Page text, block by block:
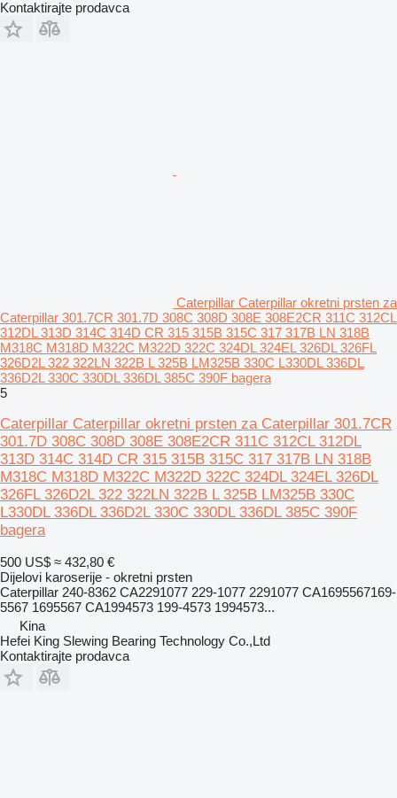
Kontaktirajte prodavca
Caterpillar Caterpillar okretni prsten za
Caterpillar 301.7CR 301.7D 308C 308D 308E 308E2CR 311C 312CL
312DL 313D 314C 314D CR 315 315B 315C 317 317B LN 318B
M318C M318D M322C M322D 322C 324DL 324EL 326DL 326FL
326D2L 322 322LN 322B L 325B LM325B 330C L330DL 336DL
336D2L 330C 330DL 336DL 385C 390F bagera
5
Caterpillar Caterpillar okretni prsten za Caterpillar 301.7CR
301.7D 308C 308D 308E 308E2CR 311C 312CL 312DL
313D 314C 314D CR 315 315B 315C 317 317B LN 318B
M318C M318D M322C M322D 322C 324DL 324EL 326DL
326FL 326D2L 322 322LN 322B L 325B LM325B 330C
L330DL 336DL 336D2L 330C 330DL 336DL 385C 390F
bagera
500 US$ ≈ 432,80 €
Dijelovi karoserije - okretni prsten
Caterpillar 240-8362 CA2291077 229-1077 2291077 CA1695567169-
5567 1695567 CA1994573 199-4573 1994573...
Kina
Hefei King Slewing Bearing Technology Co.,Ltd
Kontaktirajte prodavca